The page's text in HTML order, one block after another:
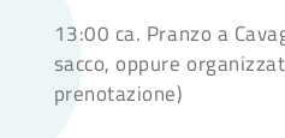
13:00 ca. Pranzo a
sacco, oppure
prenotazione)